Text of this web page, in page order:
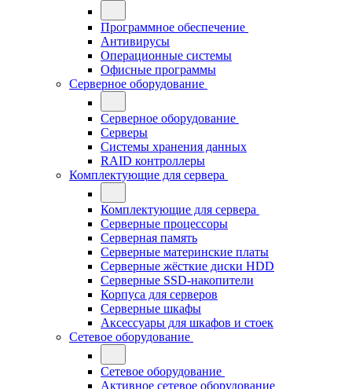
Программное обеспечение
Антивирусы
Операционные системы
Офисные программы
Серверное оборудование
Серверное оборудование
Серверы
Системы хранения данных
RAID контроллеры
Комплектующие для сервера
Комплектующие для сервера
Серверные процессоры
Серверная память
Серверные материнские платы
Серверные жёсткие диски HDD
Серверные SSD-накопители
Корпуса для серверов
Серверные шкафы
Аксессуары для шкафов и стоек
Сетевое оборудование
Сетевое оборудование
Активное сетевое оборудование